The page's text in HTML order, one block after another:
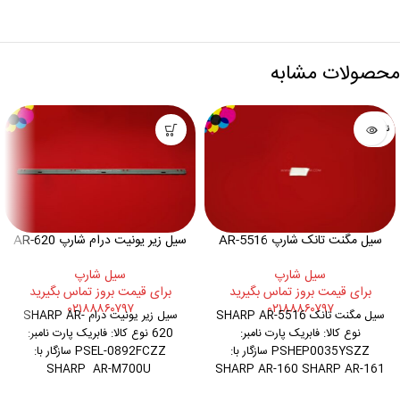
محصولات مشابه
ناموجود
سیل مگنت تانک شارپ AR-5516
سيل شارپ
برای قیمت بروز تماس بگیرید
۰۲۱۸۸۸۶۰۷۹۷
سیل مگنت تانک SHARP AR-5516
نوع کالا: فابریک پارت نامبر:
PSHEP0035YSZZ سازگار با:
SHARP AR-160 SHARP AR-161
سیل زیر یونیت درام شارپ AR-620
سيل شارپ
برای قیمت بروز تماس بگیرید
۰۲۱۸۸۸۶۰۷۹۷سیل زیر یونیت درام SHARP AR-
620 نوع کالا: فابریک پارت نامبر:
PSEL-0892FCZZ سازگار با:
SHARP AR-M700U